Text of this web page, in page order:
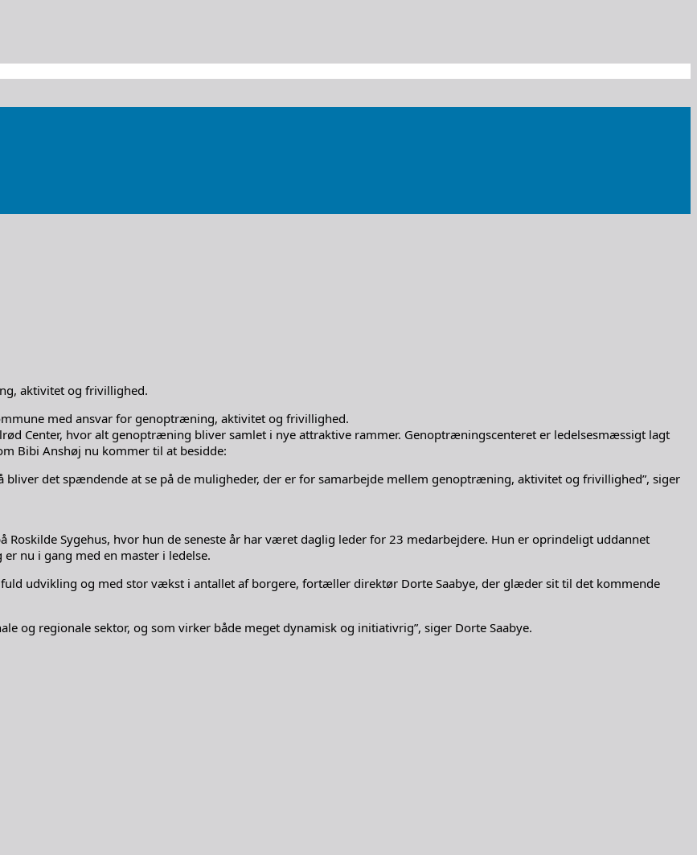
aktivitet og frivillighed.
med ansvar for genoptræning, aktivitet og frivillighed.
Center, hvor alt genoptræning bliver samlet i nye attraktive rammer. Genoptræningscenteret er ledelsesmæssigt lagt
Bibi Anshøj nu kommer til at besidde:
det spændende at se på de muligheder, der er for samarbejde mellem genoptræning, aktivitet og frivillighed”, siger
Sygehus, hvor hun de seneste år har været daglig leder for 23 medarbejdere. Hun er oprindeligt uddannet
nu i gang med en master i ledelse.
udvikling og med stor vækst i antallet af borgere, fortæller direktør Dorte Saabye, der glæder sit til det kommende
og regionale sektor, og som virker både meget dynamisk og initiativrig”, siger Dorte Saabye.